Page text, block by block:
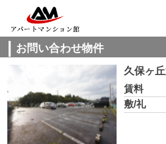
お問い合わせ物件
久保ヶ
賃料
敷/礼